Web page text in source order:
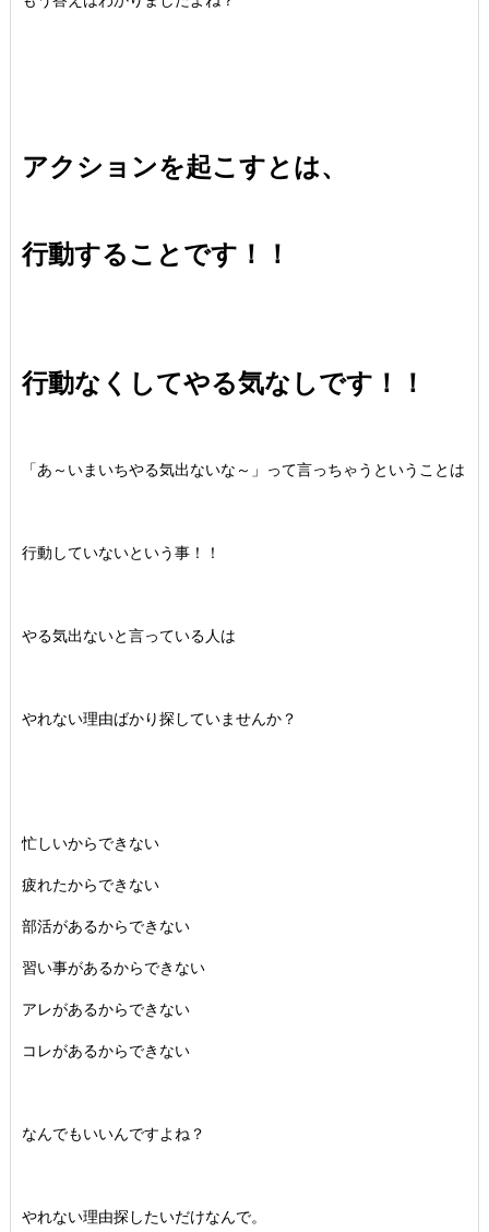
アクションを起こすとは、
行動することです！！
行動なくしてやる気なしです！！
「あ～いまいちやる気出ないな～」って言っちゃうということは
行動していないという事！！
やる気出ないと言っている人は
やれない理由ばかり探していませんか？
忙しいからできない
疲れたからできない
部活があるからできない
習い事があるからできない
アレがあるからできない
コレがあるからできない
なんでもいいんですよね？
やれない理由探したいだけなんで。